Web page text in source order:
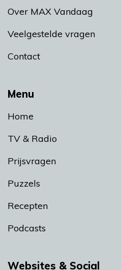
Menu
Home
TV & Radio
Prijsvragen
Puzzels
Recepten
Podcasts
Over MAX Vandaag
Veelgestelde vragen
Contact
Websites & Social